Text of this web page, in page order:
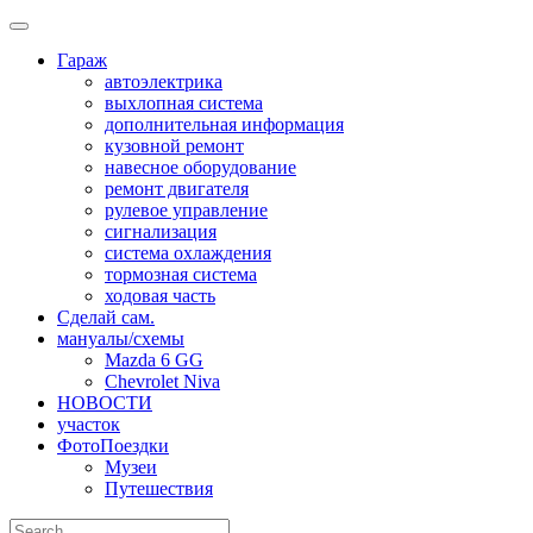
Skip
contentГараж
автоэлектрика
выхлопная система
дополнительная информация
кузовной ремонт
навесное оборудование
ремонт двигателя
рулевое управление
сигнализация
система охлаждения
тормозная система
ходовая часть
Сделай сам.
мануалы/схемы
Mazda 6 GG
Chevrolet Niva
НОВОСТИ
участок
ФотоПоездки
Музеи
Путешествия
Search